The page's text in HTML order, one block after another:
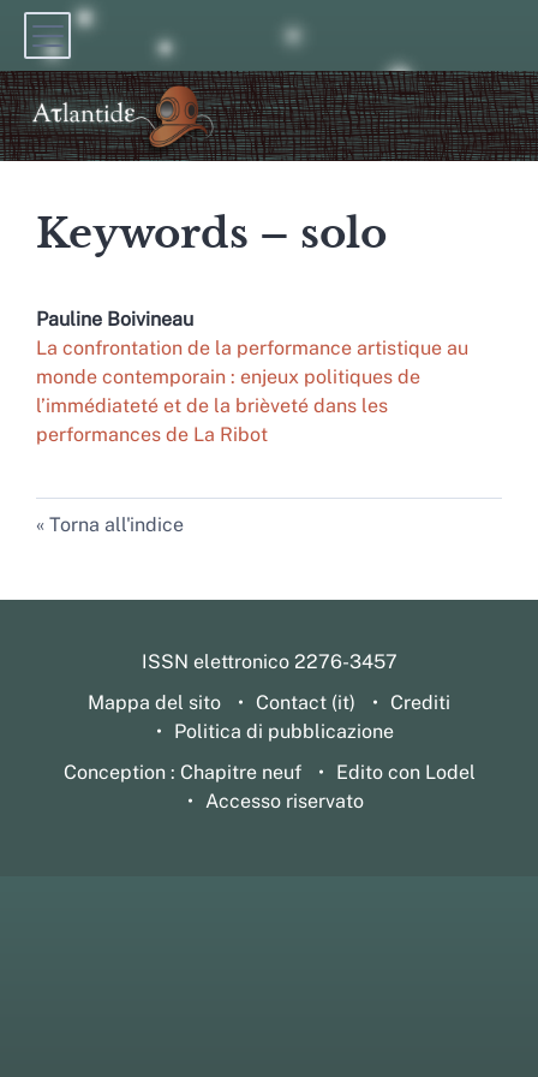
Keywords – solo
Pauline Boivineau
La confrontation de la performance artistique au
monde contemporain : enjeux politiques de
l’immédiateté et de la brièveté dans les
performances de La Ribot
Torna all'indice
ISSN elettronico 2276-3457
Mappa del sito
Contact (it)
Crediti
Politica di pubblicazione
Conception : Chapitre neuf
Edito con Lodel
Accesso riservato